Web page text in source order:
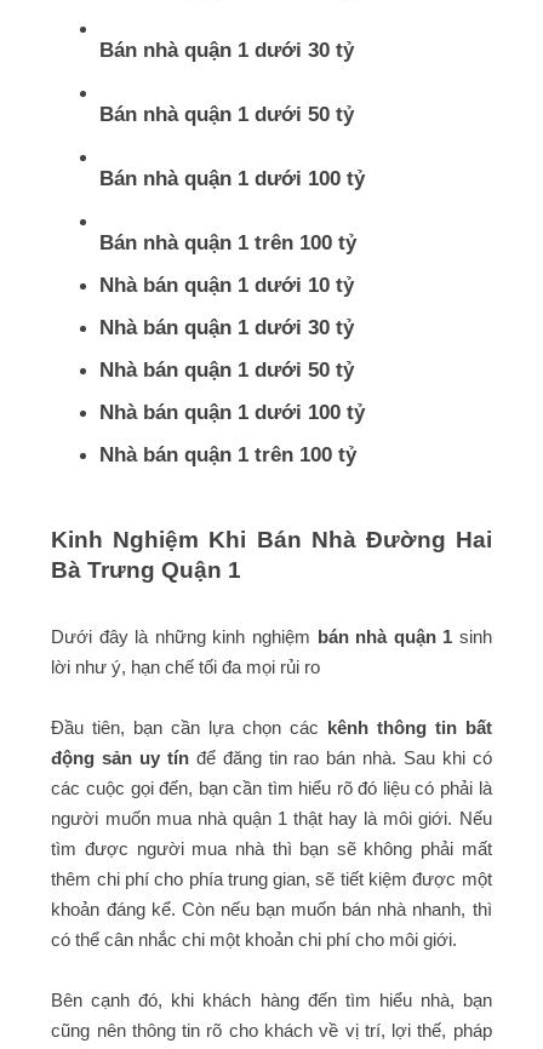
Bán nhà quận 1 dưới 30 tỷ
Bán nhà quận 1 dưới 50 tỷ
Bán nhà quận 1 dưới 100 tỷ
Bán nhà quận 1 trên 100 tỷ
Nhà bán quận 1 dưới 10 tỷ
Nhà bán quận 1 dưới 30 tỷ
Nhà bán quận 1 dưới 50 tỷ
Nhà bán quận 1 dưới 100 tỷ
Nhà bán quận 1 trên 100 tỷ
Kinh Nghiệm Khi Bán Nhà Đường Hai
Bà Trưng Quận 1
Dưới đây là những kinh nghiệm bán nhà quận 1 sinh
lời như ý, hạn chế tối đa mọi rủi ro
Đầu tiên, bạn cần lựa chọn các
kênh thông tin bất
động sản uy tínđể đăng tin rao bán nhà. Sau khi có
các cuộc gọi đến, bạn cần tìm hiểu rõ đó liệu có phải là
người muốn mua nhà quận 1 thật hay là môi giới. Nếu
tìm được người mua nhà thì bạn sẽ không phải mất
thêm chi phí cho phía trung gian, sẽ tiết kiệm được một
khoản đáng kể. Còn nếu bạn muốn bán nhà nhanh, thì
có thể cân nhắc chi một khoản chi phí cho môi giới.
Bên cạnh đó, khi khách hàng đến tìm hiểu nhà, bạn
cũng nên thông tin rõ cho khách về vị trí, lợi thế, pháp